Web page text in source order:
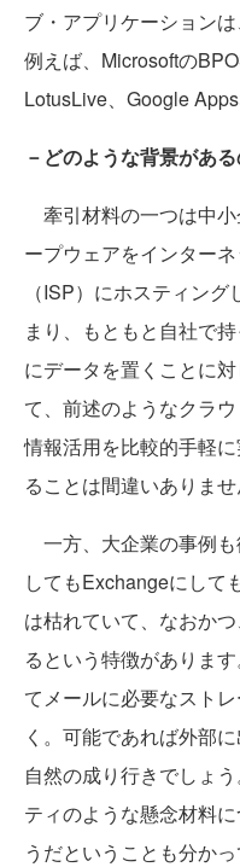
ブ・アプリケーション
例えば、Microsoftの
LotusLive、Google
－どのような背景があ
牽引材料の一つは中
ープウェアをインター
（ISP）にホスティン
まり、もともと自社で
にデータを置くことに
て、前述のようなクラ
情報活用を比較的手軽
ることは間違いありませ
一方、大企業の事例
してもExchangeにして
は枯れていて、なおか
るという特徴がありま
てメールに必要なスト
く。可能であれば外部
自然の成り行きでしょ
ティのような懸念材料
うだということも分か